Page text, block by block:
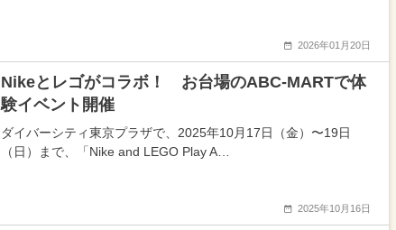
2026年01月20日
Nikeとレゴがコラボ！ お台場のABC-MARTで体
験イベント開催
ダイバーシティ東京プラザで、2025年10月17日（金）〜19日
（日）まで、「Nike and LEGO Play A…
2025年10月16日